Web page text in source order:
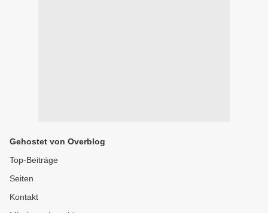
Gehostet von Overblog
Top-Beiträge
Seiten
Kontakt